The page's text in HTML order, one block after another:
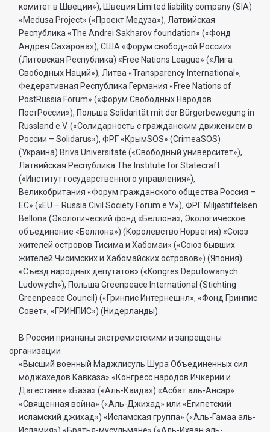
комитет в Швеции»), Швеция Limited liability company (SIA)
«Medusa Project» («Проект Медуза»), Латвийская
Республика «The Andrei Sakharov foundation» («Фонд
Андрея Сахарова»), США «Форум свободной России»
(Литовская Республика) «Free Nations League» («Лига
Свободных Наций»), Литва «Transparеncy International»,
Федеративная Республика Германия «Free Nations of
PostRussia Forum» («Форум Свободных Народов
ПостРоссии»), Польша Solidarität mit der Bürgerbewegung in
Russland e.V. («Солидарность с гражданским движением в
России – Solidarus»), ФРГ «КрымSOS» (CrimeaSOS)
(Украина) Briva Universitate («Свободный университет»),
Латвийская Республика The Institute for Statecraft
(«Институт государственного управления»),
Великобритания «Форум гражданского общества Россия –
ЕС» («EU – Russia Civil Society Forum e.V.»), ФРГ Miljøstiftelsen
Bellona (Экологический фонд «Беллона», Экологическое
объединение «Беллона») (Королевство Норвегия) «Союз
жителей островов Тисима и Хабомаи» («Союз бывших
жителей Чисимских и Хабомайских островов») (Япония)
«Съезд народных депутатов» («Kongres Deputowanych
Ludowych»), Польша Greenpeace International (Stichting
Greenpeace Council) («Гринпис Интернешнл», «Фонд Гринпис
Совет», «ГРИНПИС») (Нидерланды).
В России признаны экстремистскими и запрещены
организации
«Высший военный Маджлисуль Шура Объединенных сил
моджахедов Кавказа» «Конгресс народов Ичкерии и
Дагестана» «База» («Аль-Каида») «Асбат аль-Ансар»
«Священная война» («Аль-Джихад» или «Египетский
исламский джихад») «Исламская группа» («Аль-Гамаа аль-